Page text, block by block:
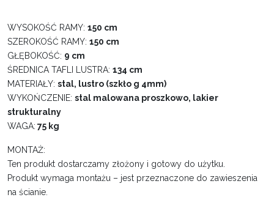
WYSOKOŚĆ RAMY: 150 cm
SZEROKOŚĆ RAMY: 150 cm
GŁĘBOKOŚĆ: 9 cm
ŚREDNICA TAFLI LUSTRA: 134 cm
MATERIAŁY: stal, lustro (szkło g 4mm)
WYKOŃCZENIE: stal malowana proszkowo, lakier
strukturalny
WAGA: 75 kg
MONTAŻ:
Ten produkt dostarczamy złożony i gotowy do użytku.
Produkt wymaga montażu – jest przeznaczone do zawieszenia
na ścianie.